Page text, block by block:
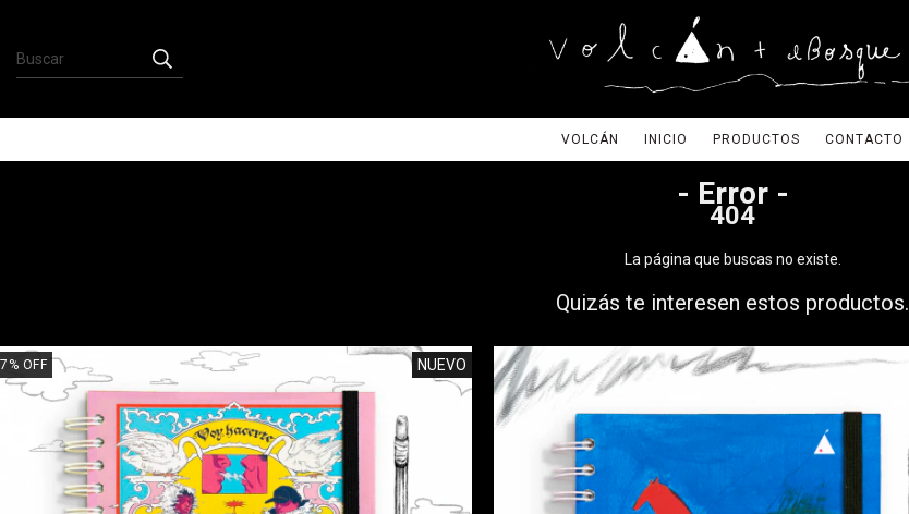
VOLCÁN INICIO PRODUCTOS CONTACTO
- Error -
404
La página que buscas no existe.
Quizás te interesen estos productos.
7 % OFF NUEVO